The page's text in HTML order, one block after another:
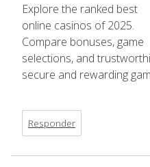
Explore the ranked best
online casinos of 2025.
Compare bonuses, game
selections, and
secure and rewarding
Responder